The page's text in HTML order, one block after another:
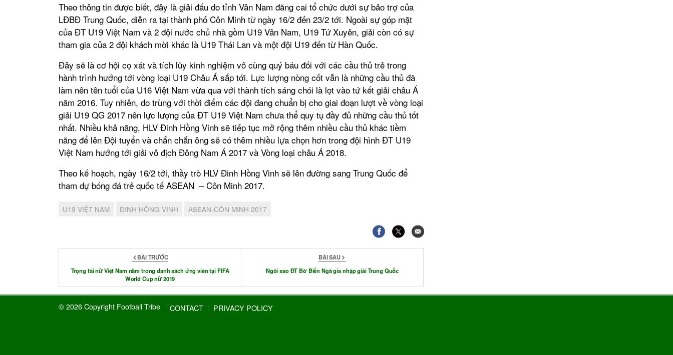
Theo thông tin được biết, đây là giải đấu do tỉnh Vân Nam đăng cai tổ chức dưới sự bảo trợ của
LĐBĐ Trung Quốc, diễn ra tại thành phố Côn Minh từ ngày 16/2 đến 23/2 tới. Ngoài sự góp mặt
của ĐT U19 Việt Nam và 2 đội nước chủ nhà gồm U19 Vân Nam, U19 Tứ Xuyên, giải còn có sự
tham gia của 2 đội khách mời khác là U19 Thái Lan và một đội U19 đến từ Hàn Quốc.
Đây sẽ là cơ hội cọ xát và tích lũy kinh nghiệm vô cùng quý báu đối với các cầu thủ trẻ trong
hành trình hướng tới vòng loại U19 Châu Á sắp tới. Lực lượng nòng cốt vẫn là những cầu thủ đã
làm nên tên tuổi của U16 Việt Nam vừa qua với thành tích sáng chói là lọt vào tứ kết giải châu Á
năm 2016. Tuy nhiên, do trùng với thời điểm các đội đang chuẩn bị cho giai đoạn lượt về vòng loại
giải U19 QG 2017 nên lực lượng của ĐT U19 Việt Nam chưa thể quy tụ đầy đủ những cầu thủ tốt
nhất. Nhiều khả năng, HLV Đinh Hồng Vinh sẽ tiếp tục mở rộng thêm nhiều cầu thủ khác tiềm
năng để lên Đội tuyển và chắn chắn ông sẽ có thêm nhiều lựa chọn hơn trong đội hình ĐT U19
Việt Nam hướng tới giải vô địch Đông Nam Á 2017 và Vòng loại châu Á 2018.
Theo kế hoạch, ngày 16/2 tới, thầy trò HLV Đinh Hồng Vinh sẽ lên đường sang Trung Quốc để
tham dự bóng đá trẻ quốc tế ASEAN – Côn Minh 2017.
U19 VIỆT NAM ĐINH HỒNG VINH ASEAN-CÔN MINH 2017
BÀI TRƯỚC
Trọng tài nữ Việt Nam nằm trong danh sách ứng viên tại FIFA
World Cup nữ 2019
BÀI SAU
Ngôi sao ĐT Bờ Biển Ngà gia nhập giải Trung Quốc
© 2026 Copyright Football Tribe CONTACT PRIVACY POLICY